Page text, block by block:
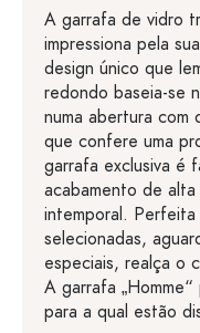
A garrafa de vidro
impressiona pela
design único que
redondo baseia-se
numa abertura
que confere uma
garrafa exclusiva é
acabamento de
intemporal.
selecionadas,
especiais, realça o
A garrafa
para a qual estão